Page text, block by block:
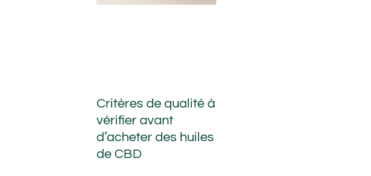
Critères de qualité à
vérifier avant
d’acheter des huiles
de CBD